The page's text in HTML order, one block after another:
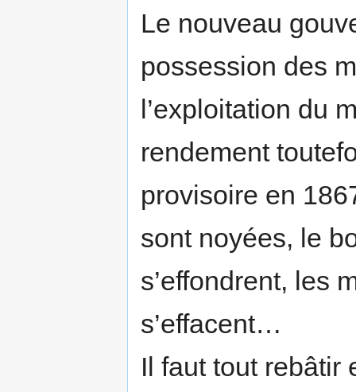
Le nouveau
possession des
l’exploitation du
rendement
provisoire en
sont noyées, le
s’effondrent, les
s’effacent…
Il faut tout rebâtir